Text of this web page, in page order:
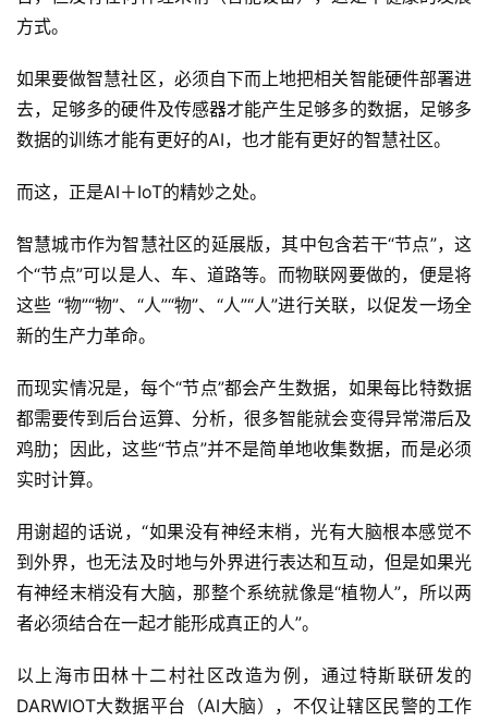
业
人
工
能
深
度
学
习
云
计
算
未
来
医
疗
智
驾
驶
方式。
如果要做智慧社区，必须自下而上地把相关智能硬件部署进
去，足够多的硬件及传感器才能产生足够多的数据，足够多
数据的训练才能有更好的AI，也才能有更好的智慧社区。
而这，正是AI＋IoT的精妙之处。
智慧城市作为智慧社区的延展版，其中包含若干“节点”，这
个“节点”可以是人、车、道路等。而物联网要做的，便是将
这些 “物”“物”、“人”“物”、“人”“人”进行关联，以促发一场全
新的生产力革命。
而现实情况是，每个“节点”都会产生数据，如果每比特数据
都需要传到后台运算、分析，很多智能就会变得异常滞后及
鸡肋；因此，这些“节点”并不是简单地收集数据，而是必须
实时计算。
用谢超的话说，“如果没有神经末梢，光有大脑根本感觉不
到外界，也无法及时地与外界进行表达和互动，但是如果光
有神经末梢没有大脑，那整个系统就像是“植物人”，所以两
者必须结合在一起才能形成真正的人”。
以上海市田林十二村社区改造为例，通过特斯联研发的
DARWIOT大数据平台（AI大脑），不仅让辖区民警的工作